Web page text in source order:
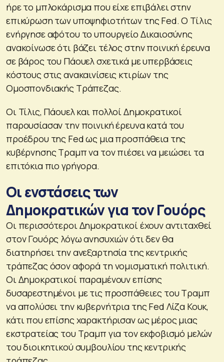
ήρε το μπλοκάρισμα που είχε επιβάλει στην
επικύρωση των υποψηφιοτήτων της Fed. Ο Τίλις
ενήργησε αφότου το υπουργείο Δικαιοσύνης
ανακοίνωσε ότι βάζει τέλος στην ποινική έρευνα
σε βάρος του Πάουελ σχετικά με υπερβάσεις
κόστους στις ανακαινίσεις κτιρίων της
Ομοσπονδιακής Τράπεζας.
Οι Τίλις, Πάουελ και πολλοί Δημοκρατικοί
παρουσίασαν την ποινική έρευνα κατά του
προέδρου της Fed ως μια προσπάθεια της
κυβέρνησης Τραμπ να τον πιέσει να μειώσει τα
επιτόκια πιο γρήγορα.
Οι ενστάσεις των
Δημοκρατικών για τον Γουόρς
Οι περισσότεροι Δημοκρατικοί έχουν αντιταχθεί
στον Γουόρς λόγω ανησυχιών ότι δεν θα
διατηρήσει την ανεξαρτησία της κεντρικής
τράπεζας όσον αφορά τη νομισματική πολιτική.
Οι Δημοκρατικοί παραμένουν επίσης
δυσαρεστημένοι με τις προσπάθειες του Τραμπ
να απολύσει την κυβερνήτρια της Fed Λίζα Κουκ,
κάτι που επίσης χαρακτήρισαν ως μέρος μιας
εκστρατείας του Τραμπ για τον εκφοβισμό μελών
του διοικητικού συμβουλίου της κεντρικής